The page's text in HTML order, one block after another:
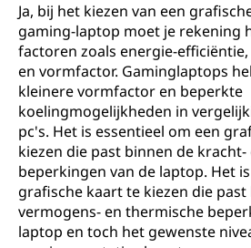
Ja, bij het kiezen van een
gaming-laptop moet je rekening
factoren zoals energie-
en vormfactor. Gaminglaptops
kleinere vormfactor en beperkte
koelingmogelijkheden in
pc's. Het is essentieel om een
kiezen die past binnen de
beperkingen van de laptop. Het
grafische kaart te kiezen die
vermogens- en thermische
laptop en toch het gewenste